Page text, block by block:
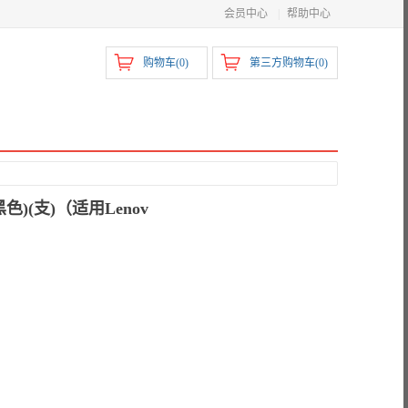
会员中心 帮助中心
第三方购物车(0)
购物车(0)
色)(支)（适用Lenov